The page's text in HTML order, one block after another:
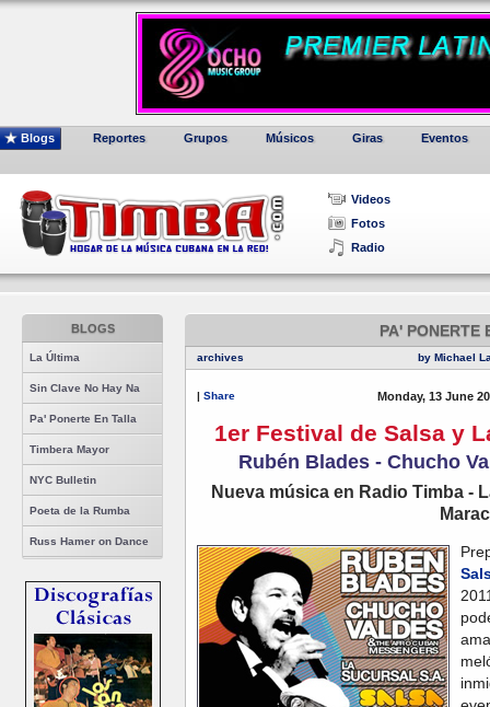
Blogs Reportes Grupos Músicos Giras Eventos
Videos
Fotos
Radio
BLOGS
La Última
Sin Clave No Hay Na
Pa' Ponerte En Talla
Timbera Mayor
NYC Bulletin
Poeta de la Rumba
Russ Hamer on Dance
PA' PONERTE
archives by Michael
| Share Monday, 13 June
1er Festival de Salsa y
Rubén Blades - Chucho
Nueva música en Radio Timba -